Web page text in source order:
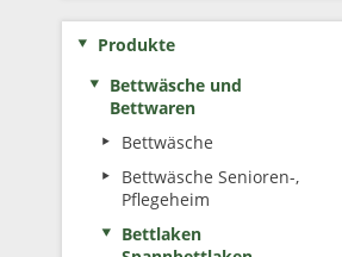
Produkte
Bettwäsche und
Bettwaren
Bettwäsche
Bettwäsche Senioren-,
Pflegeheim
Bettlaken